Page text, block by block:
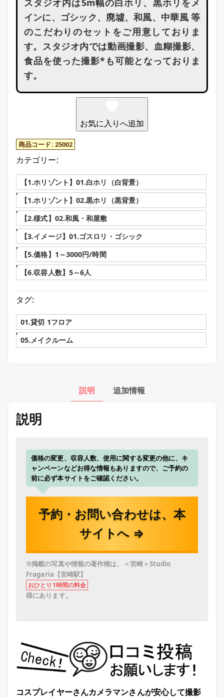
スタジオ内は5m幅の白ホリ、黒ホリをメ
インに、ゴシック、廃墟、和風、中華風 等
のこだわりのセットをご用意しておりま
す。スタジオ内では動画撮影、血糊撮影、
食品を使った撮影*も可能となっておりま
す。
お気に入りへ追加
商品コード: 25002
カテゴリー:
【1.ホリゾント】01.白ホリ（白背景）
,
【1.ホリゾント】02.黒ホリ（黒背景）
,
【2.様式】02.和風・和屋敷
,
【3.イメージ】01.ゴスロリ・ゴシック
,
【5.価格】1～3000円/時間
,
【6.収容人数】5～6人
タグ:
01.貸切 1フロア
,
05.メイクルーム
説明 追加情報
説明
価格の変更、収容人数、使用に関する変更の他に、キ
ャンペーンなどお得な情報もありますので、ご予約の
前に必ず本サイトをご確認ください。
予約・お問い合わせは、本
サイトへ ⇒
※掲載の写真や情報の著作権は、＜宮崎＞Studio
Fragaria【宮崎駅】
おひとり1時間の料金
様にあります。
コスプレイヤーさんカメラマンさんが安心して撮影